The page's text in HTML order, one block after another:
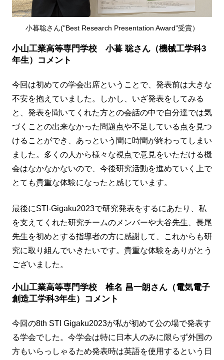
小暮聡さん("Best Research Presentation Award"受賞）
小山工業高等専門学校 小暮 聡さん（機械工学科3
年生）コメント
今回は初めての学会出席ということで、発表前は大きな
不安を抱えていました。しかし、いざ発表をしてみる
と、発表を聞いてくれた方との会話の中で自分達では気
づくことの出来なかった問題点や不足している点を見つ
けることができ、あっという間に時間が終わってしまい
ました。多くの人から様々な視点で意見をいただける機
会はなかなかないので、今後研究活動を進めていく上で
とても貴重な体験になったと感じています。
最後にSTI-Gigaku2023で研究発表をするにあたり、私
を支えてくれた研究チームのメンバーや大谷先生、長尾
先生を初めとする指導者の方に感謝して、これからも研
究に取り組んでいきたいです。貴重な体験をありがとう
ございました。
小山工業高等専門学校 椎名 昌一朗さん（電気電子
創造工学科3年生）コメント
今回の8th STI Gigaku2023が私が初めて公の場で発表す
る学会でした。今学会は特に日本人のみに限らず外国の
方もいらっしゃるため発表時は英語を使用するという日